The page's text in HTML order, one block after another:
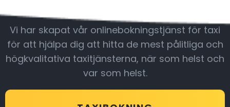
Vi har skapat vår onlinebokningstjänst för taxi
för att hjälpa dig att hitta de mest pålitliga och
högkvalitativa taxitjänsterna, när som helst och
var som helst.